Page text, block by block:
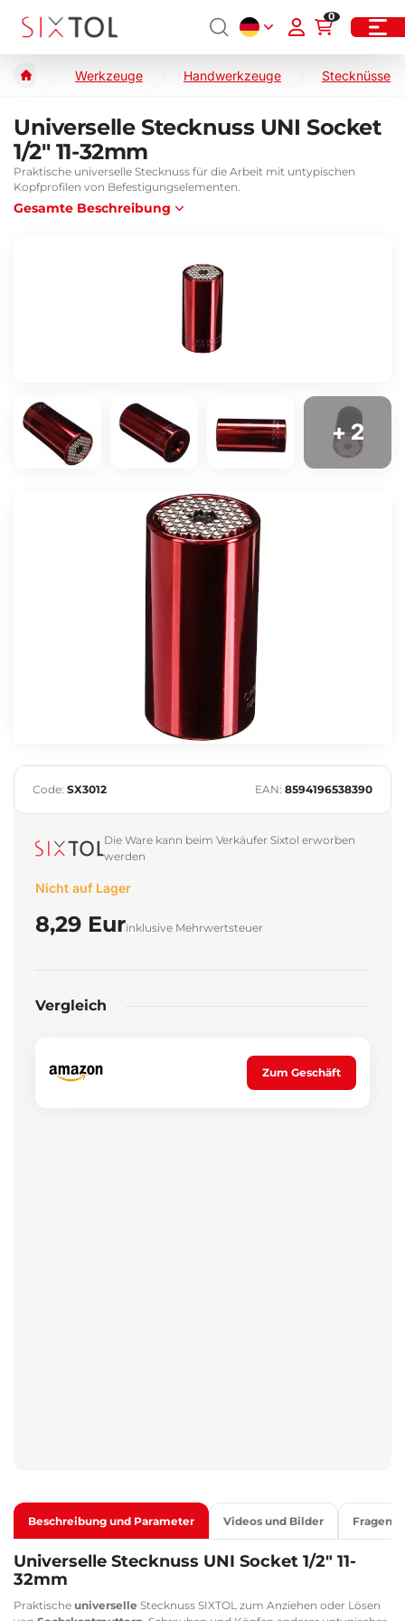
0
Werkzeuge Handwerkzeuge Stecknüsse
Universelle Stecknuss UNI Socket
1/2" 11-32mm
Praktische universelle Stecknuss für die Arbeit mit untypischen
Kopfprofilen von Befestigungselementen.
Gesamte Beschreibung
+ 2
Code: SX3012 EAN: 8594196538390
Die Ware kann beim Verkäufer Sixtol erworben
werden
Nicht auf Lager
8,29 Eurinklusive Mehrwertsteuer
Vergleich
Zum Geschäft
Beschreibung und Parameter Videos und Bilder Fragen
Universelle Stecknuss UNI Socket 1/2" 11-
32mm
Praktische universelle Stecknuss SIXTOL zum Anziehen oder Lösen